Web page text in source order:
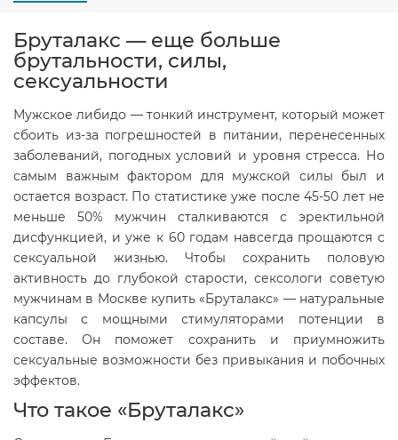
Бруталакс — еще больше
брутальности, силы,
сексуальности
Мужское либидо — тонкий инструмент, который может
сбоить из-за погрешностей в питании, перенесенных
заболеваний, погодных условий и уровня стресса. Но
самым важным фактором для мужской силы был и
остается возраст. По статистике уже после 45-50 лет не
меньше 50% мужчин сталкиваются с эректильной
дисфункцией, и уже к 60 годам навсегда прощаются с
сексуальной жизнью. Чтобы сохранить половую
активность до глубокой старости, сексологи советую
мужчинам в Москве купить «Бруталакс» — натуральные
капсулы с мощными стимуляторами потенции в
составе. Он поможет сохранить и приумножить
сексуальные возможности без привыкания и побочных
эффектов.
Что такое «Бруталакс»